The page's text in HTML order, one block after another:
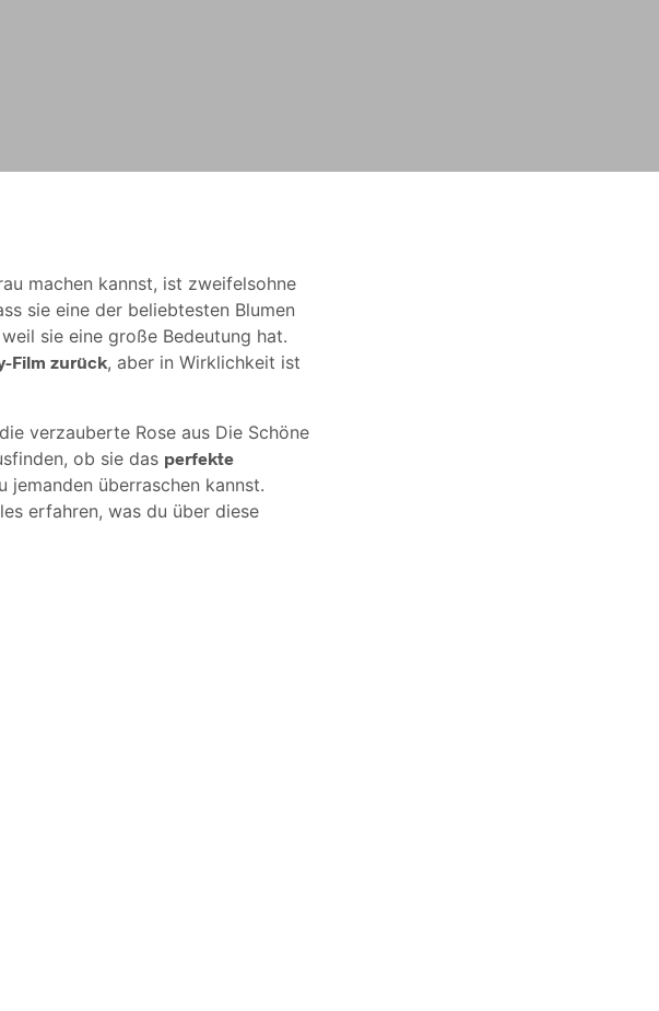
machen kannst, ist zweifelsohne
sie eine der beliebtesten Blumen
sie eine große Bedeutung hat.
Film zurück, aber in Wirklichkeit ist
verzauberte Rose aus Die Schöne
ob sie das perfekte
jemanden überraschen kannst.
erfahren, was du über diese